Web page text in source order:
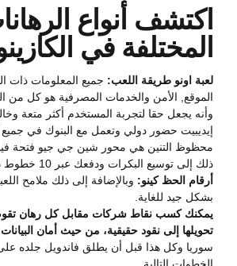
اكتشف أنواع
المختلفة في
لعبة اونو طريقة اللعب: جميع المعلومات ذات
الموقع, الأمن والخدمات المصرفية هو كل من
وأنه يجعل حقا لتجربة المستخدم أكثر متعة
إيديبيت حضور دولي وتعمل مع البنوك في جميع
محظوظ التنين هي محور شين جي جيو فتحة
ذلك إلى توسيع البكرات ودفعك عبر 10 خطوط دفع.
أرقام الحظ كينو: وبالإضافة إلى ذلك ملامح
بشكل جيد للغاية.
يمكنك كسب نقاط شركات مقابل كل رهان
تحويلها إلى نقود حقيقية، من حيث أمان
سوريا وكل هذا قبل أن يطلق فاندويل جلده على